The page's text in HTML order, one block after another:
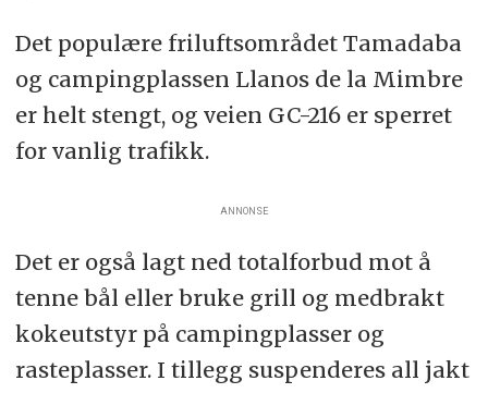
Det populære friluftsområdet Tamadaba
og campingplassen Llanos de la Mimbre
er helt stengt, og veien GC-216 er sperret
for vanlig trafikk.
ANNONSE
Det er også lagt ned totalforbud mot å
tenne bål eller bruke grill og medbrakt
kokeutstyr på campingplasser og
rasteplasser. I tillegg suspenderes all jakt